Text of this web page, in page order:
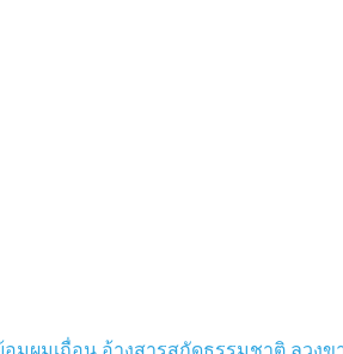
มผมเถื่อน อ้างสารสกัดธรรมชาติ ลวง